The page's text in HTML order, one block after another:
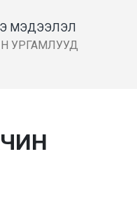
МЭДЭЭЛЭЛ
УРГАМЛУУД